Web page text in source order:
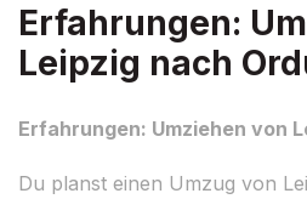
Erfahrungen:
Leipzig nach
Erfahrungen: Umziehen von
Du planst einen Umzug von